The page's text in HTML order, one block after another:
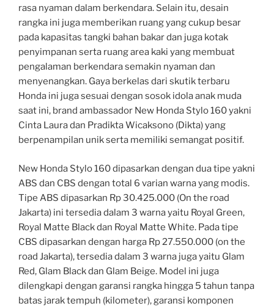
rasa nyaman dalam berkendara. Selain itu, desain
rangka ini juga memberikan ruang yang cukup besar
pada kapasitas tangki bahan bakar dan juga kotak
penyimpanan serta ruang area kaki yang membuat
pengalaman berkendara semakin nyaman dan
menyenangkan. Gaya berkelas dari skutik terbaru
Honda ini juga sesuai dengan sosok idola anak muda
saat ini, brand ambassador New Honda Stylo 160 yakni
Cinta Laura dan Pradikta Wicaksono (Dikta) yang
berpenampilan unik serta memiliki semangat positif.
New Honda Stylo 160 dipasarkan dengan dua tipe yakni
ABS dan CBS dengan total 6 varian warna yang modis.
Tipe ABS dipasarkan Rp 30.425.000 (On the road
Jakarta) ini tersedia dalam 3 warna yaitu Royal Green,
Royal Matte Black dan Royal Matte White. Pada tipe
CBS dipasarkan dengan harga Rp 27.550.000 (on the
road Jakarta), tersedia dalam 3 warna juga yaitu Glam
Red, Glam Black dan Glam Beige. Model ini juga
dilengkapi dengan garansi rangka hingga 5 tahun tanpa
batas jarak tempuh (kilometer), garansi komponen